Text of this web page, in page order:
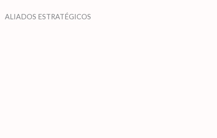
ALIADOS ESTRATÉGICOS